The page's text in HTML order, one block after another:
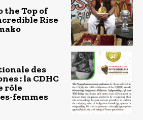
the Top of
Rise
des
: la CDHC
rôle
femmes